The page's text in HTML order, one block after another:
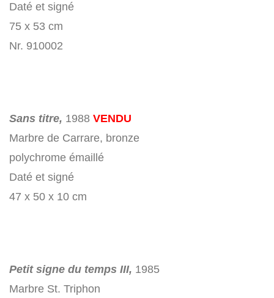
Daté et signé
75 x 53 cm
Nr. 910002
Sans titre, 1988 VENDU
Marbre de Carrare, bronze
polychrome émaillé
Daté et signé
47 x 50 x 10 cm
Petit signe du temps III, 1985
Marbre St. Triphon